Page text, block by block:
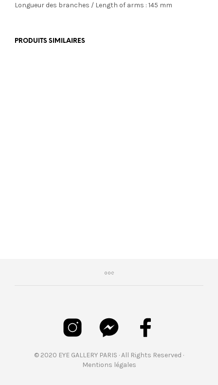
Longueur des branches / Length of arms : 145 mm
PRODUITS SIMILAIRES
© 2020 EYE GALLERY PARIS · All Rights Reserved ·
Mentions légales